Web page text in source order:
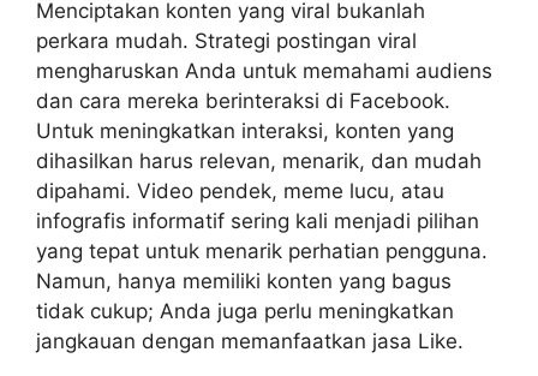
Menciptakan konten yang viral bukanlah
perkara mudah. Strategi postingan viral
mengharuskan Anda untuk memahami audiens
dan cara mereka berinteraksi di Facebook.
Untuk meningkatkan interaksi, konten yang
dihasilkan harus relevan, menarik, dan mudah
dipahami. Video pendek, meme lucu, atau
infografis informatif sering kali menjadi pilihan
yang tepat untuk menarik perhatian pengguna.
Namun, hanya memiliki konten yang bagus
tidak cukup; Anda juga perlu meningkatkan
jangkauan dengan memanfaatkan jasa Like.